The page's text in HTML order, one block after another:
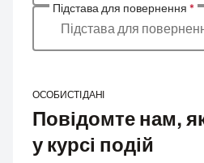
Підстава для повернення *
Підстава для
ОСОБИСТІ ДАНІ
Повідомте нам,
у курсі подій